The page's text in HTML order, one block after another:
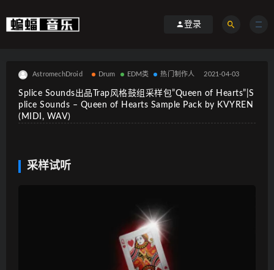
登录
AstromechDroid Drum EDM类 热门制作人 2021-04-03
Splice Sounds出品Trap风格鼓组采样包”Queen of Hearts”|S
plice Sounds – Queen of Hearts Sample Pack by KVYREN
(MIDI, WAV)
采样试听